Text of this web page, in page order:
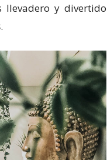
llevadero y divertido
.